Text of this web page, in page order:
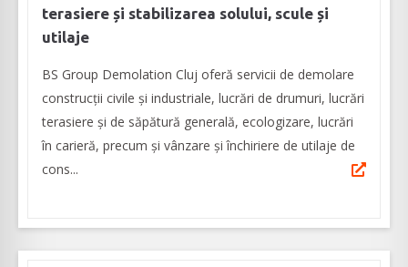
terasiere și stabilizarea solului, scule și
utilaje
BS Group Demolation Cluj oferă servicii de demolare
construcții civile și industriale, lucrări de drumuri, lucrări
terasiere și de săpătură generală, ecologizare, lucrări
în carieră, precum și vânzare și închiriere de utilaje de
cons...